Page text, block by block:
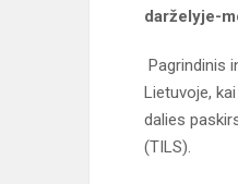
darželyje-
Pagrindinis
Lietuvoje,
dalies
(TILS).